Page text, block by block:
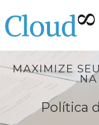
MAXIMIZE
Política